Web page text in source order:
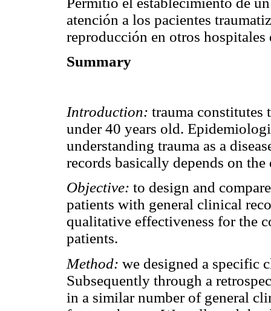
atención a los pacientes
reproducción en otros
Summary
Introduction: trauma constitutes
under 40 years old.
understanding trauma as a
records basically depends on
Objective: to design and
patients with general clinical
qualitative effectiveness for the
patients.
Method: we designed a specific
Subsequently through a
in a similar number of general